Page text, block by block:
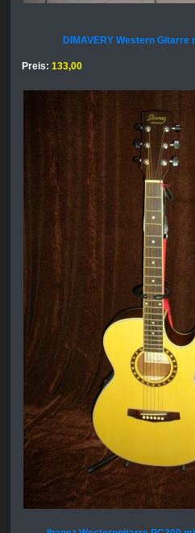
DIMAVERY Western Gitarre
Preis: 133,00